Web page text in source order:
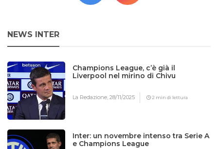
NEWS INTER
Champions League, c’è già il
Liverpool nel mirino di Chivu
La Redazione,28/11/2025 2 min di lettura
Inter: un novembre intenso tra Serie A
e Champions League